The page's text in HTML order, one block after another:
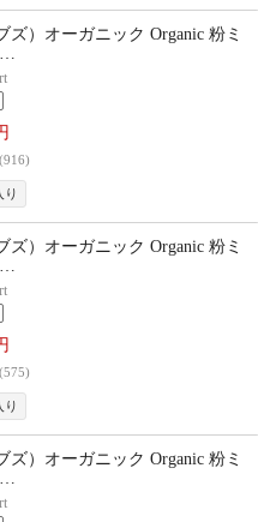
ズ）オーガニック Organic 粉ミ
(916)
ズ）オーガニック Organic 粉ミ
(575)
ズ）オーガニック Organic 粉ミ